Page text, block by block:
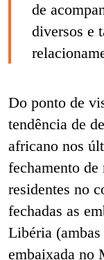
de
diversos e
Do ponto de
tendência de
africano nos
fechamento de
residentes no
fechadas as
Libéria
embaixada no